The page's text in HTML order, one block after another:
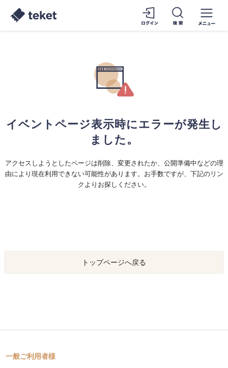
イベントページ表示時にエラーが発生し
ました。
アクセスしようとしたページは削除、変更されたか、公開準備中などの理
由により現在利用できない可能性があります。お手数ですが、下記のリン
クよりお探しください。
トップページへ戻る
一般ご利用者様